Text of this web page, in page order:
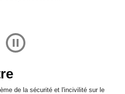
Play and Stop Slideshow
de la sécurité et l'incivilité sur le